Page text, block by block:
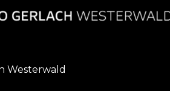
Westerwald